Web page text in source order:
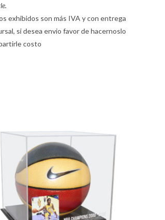
exhibidos son más IVA y con entrega
si desea envio favor de hacernoslo
costo